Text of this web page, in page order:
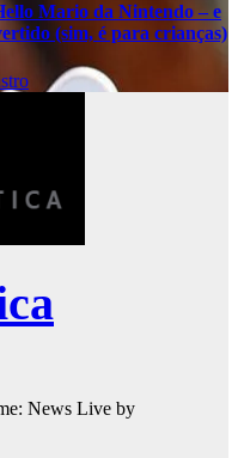
Mario da Nintendo – e
(sim, é para crianças)
News Live by